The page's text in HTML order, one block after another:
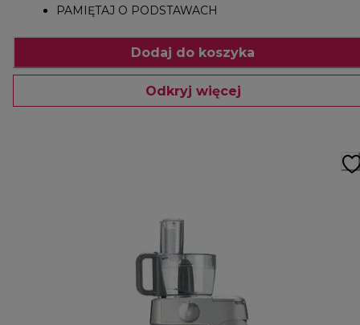
PAMIĘTAJ O PODSTAWACH
Dodaj do koszyka
Odkryj więcej